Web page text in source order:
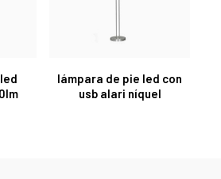
lámpara de pie led con
usb alari níquel